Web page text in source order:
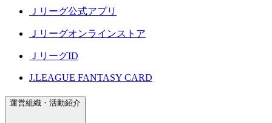
Ｊリーグ公式アプリ
Ｊリーグオンラインストア
ＪリーグID
J.LEAGUE FANTASY CARD
運営組織・活動紹介